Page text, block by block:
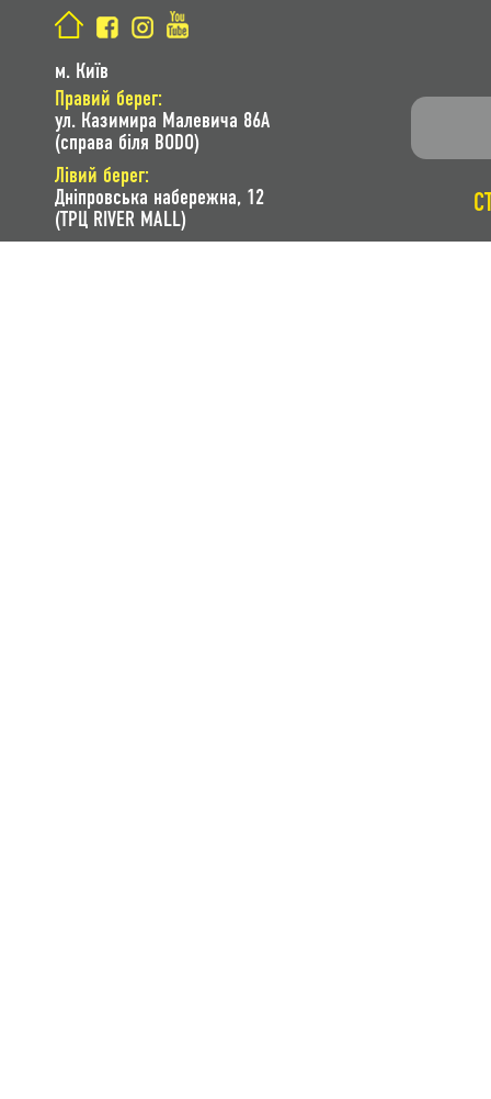
м. Київ
Правий берег:
ул. Казимира Малевича 86A
(справа біля BODO)
Лівий берег:
Дніпровська набережна, 12
(ТРЦ RIVER MALL)